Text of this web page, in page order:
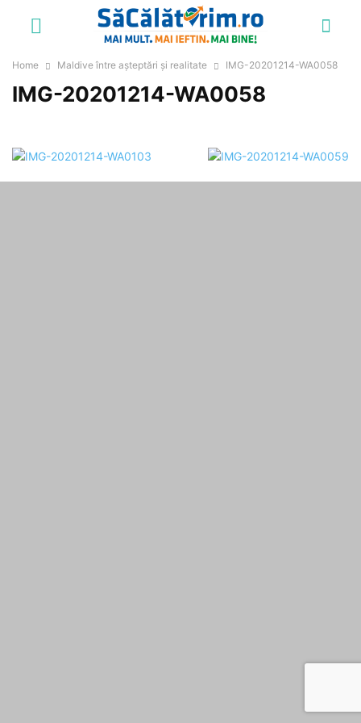
Home Maldive între așteptări și realitate IMG-20201214-WA0058
IMG-20201214-WA0058